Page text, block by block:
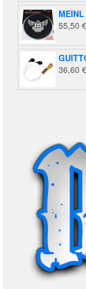
55,50 €
36,60 €